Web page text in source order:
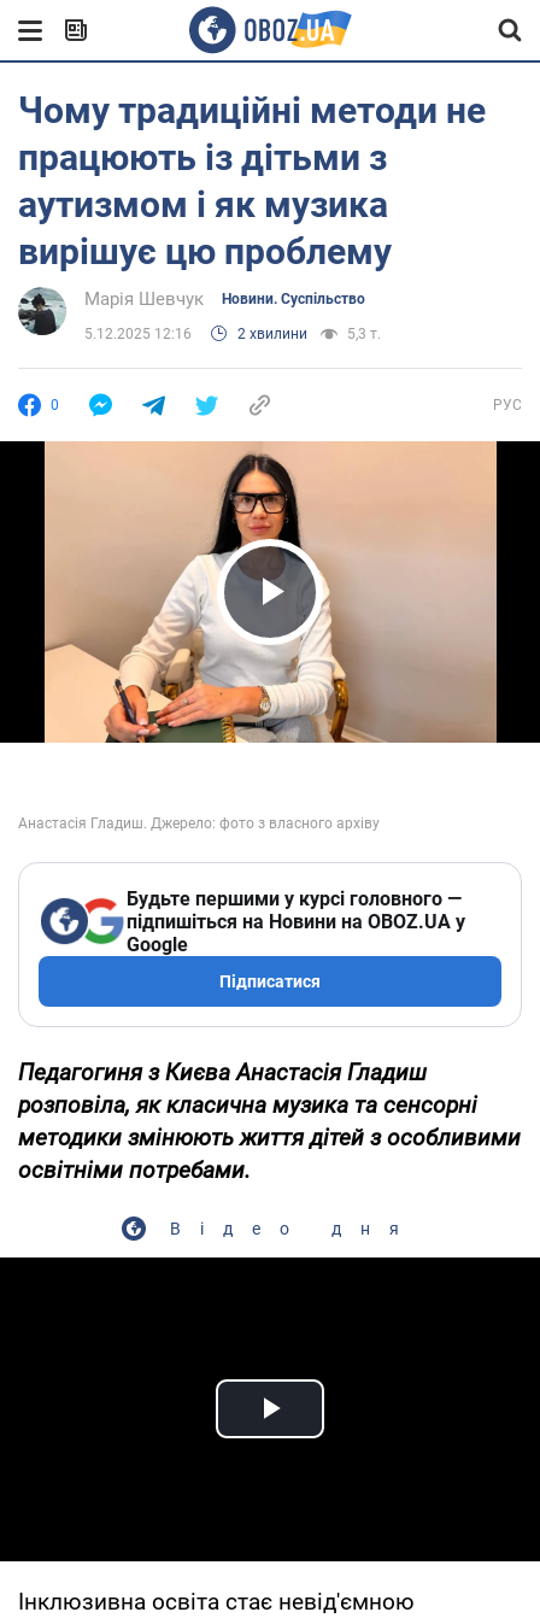
Чому традиційні методи не
працюють із дітьми з
аутизмом і як музика
вирішує цю проблему
Марія Шевчук Новини. Суспільство
5.12.2025 12:16 2 хвилини 5,3 т.
0 РУС
Play Video
Будьте першими у курсі головного —
підпишіться на Новини на OBOZ.UA у
Google
Підписатися
Педагогиня з Києва Анастасія Гладиш
розповіла, як класична музика та сенсорні
методики змінюють життя дітей з особливими
освітніми потребами.
Відео дня
Play Video
Інклюзивна освіта стає невід'ємною